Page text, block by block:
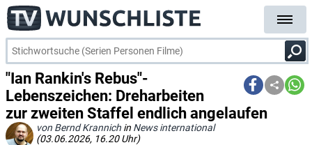
"Ian Rankin's Rebus"-
Lebenszeichen: Dreharbeiten
zur zweiten Staffel endlich angelaufen
von Bernd Krannich in News international
(03.06.2026, 16.20 Uhr)